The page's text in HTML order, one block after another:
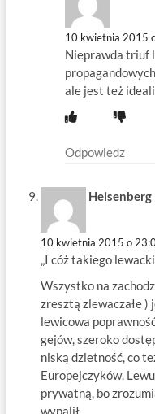
10 kwietnia 2015
Nieprawda triuf
ale jest też
Odpowiedz
Heisenberg
10 kwietnia 2015 o
„I cóż takiego
Wszystko na
zresztą zlewaczałe )
lewicowa
gejów, szeroko
niską dzietność, co
Europejczyków.
prywatną, bo
wypalił.